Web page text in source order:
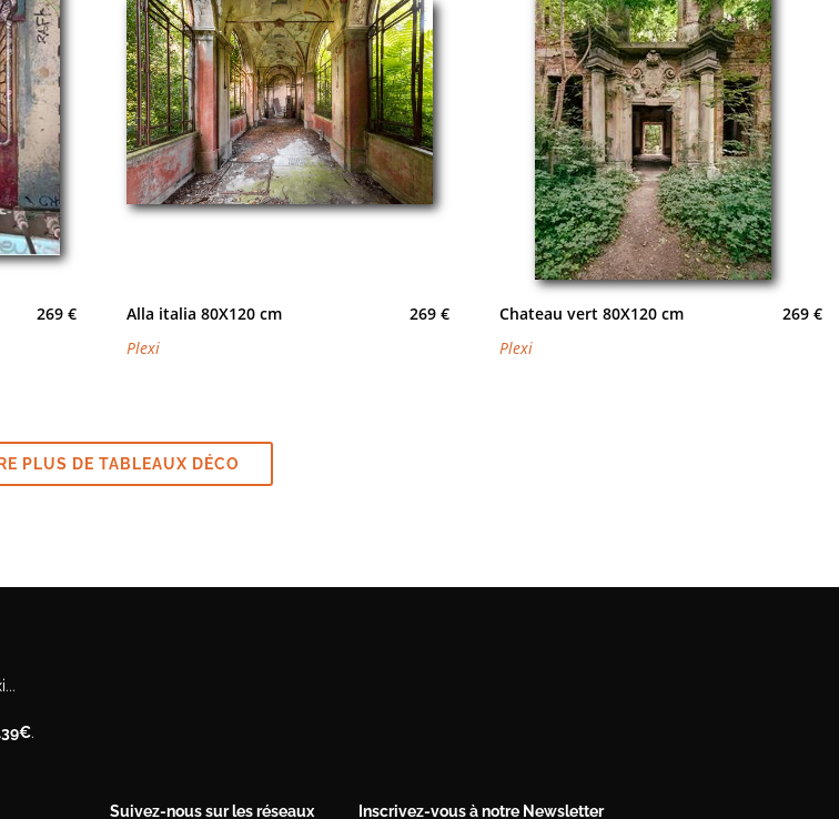
269 €
Alla italia 80X120 cm
269 €
Plexi
Chateau vert 80X120 cm
269 €
Plexi
PLUS DE TABLEAUX DÉCO
.
Suivez-nous sur les réseaux Inscrivez-vous à notre Newsletter